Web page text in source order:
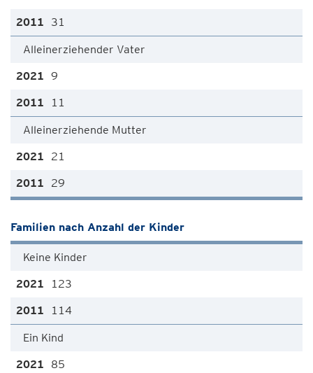
31
Alleinerziehender Vater
9
11
Alleinerziehende Mutter
21
29
Familien nach Anzahl der Kinder
Keine Kinder
123
114
Ein Kind
85